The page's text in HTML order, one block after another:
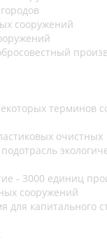
сооружений
очистных
- 3000 единиц
сооружений
капитального